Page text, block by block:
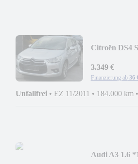
Citroën DS4
3.349 €
Finanzierung ab 36
Unfallfrei • EZ 11/2011 • 184.000 km •
Audi A3 1.6